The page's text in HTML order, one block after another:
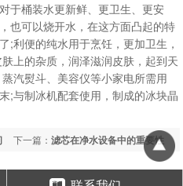
桶装水更新鲜、更卫生、更安
也可以烧开水，在这方面凸起的特
;利便的纯水用于烹饪，更加卫生，
上的杂质，润泽滋润皮肤，起到天
汽熨斗、美容仪等小家电所需用
;与制冰机配套使用，制成的冰块晶
下一篇：滤芯在净水设备中的重要性